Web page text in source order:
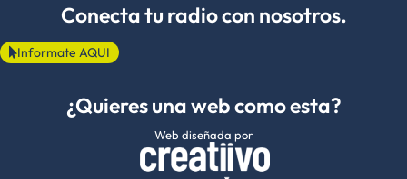
Conecta tu radio con nosotros.
Informate AQUI
¿Quieres una web como esta?
Web diseñada por